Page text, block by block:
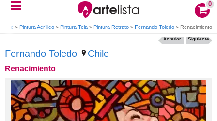
0
arte > Pintura Acrílico > Pintura Tela > Pintura Retrato > Fernando Toledo > Renacimiento
Fernando Toledo Chile
Renacimiento
Siguiente
Anterior